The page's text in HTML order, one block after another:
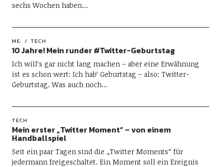
sechs Wochen haben…
ME. TECH
10 Jahre! Mein runder #Twitter-Geburtstag
Ich will‘s gar nicht lang machen – aber eine Erwähnung
ist es schon wert: Ich hab‘ Geburtstag – also: Twitter-
Geburtstag. Was auch noch…
TECH
Mein erster „Twitter Moment“ – von einem
Handballspiel
Seit ein paar Tagen sind die „Twitter Moments“ für
jedermann freigeschaltet. Ein Moment soll ein Ereignis